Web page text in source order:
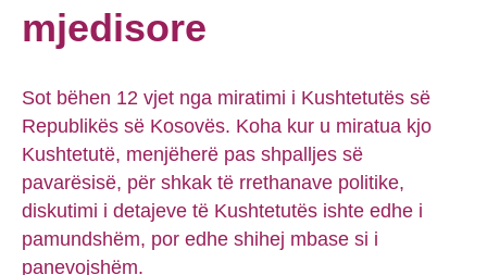
mjedisore
Sot bëhen 12 vjet nga miratimi i Kushtetutës së
Republikës së Kosovës. Koha kur u miratua kjo
Kushtetutë, menjëherë pas shpalljes së
pavarësisë, për shkak të rrethanave politike,
diskutimi i detajeve të Kushtetutës ishte edhe i
pamundshëm, por edhe shihej mbase si i
panevojshëm.